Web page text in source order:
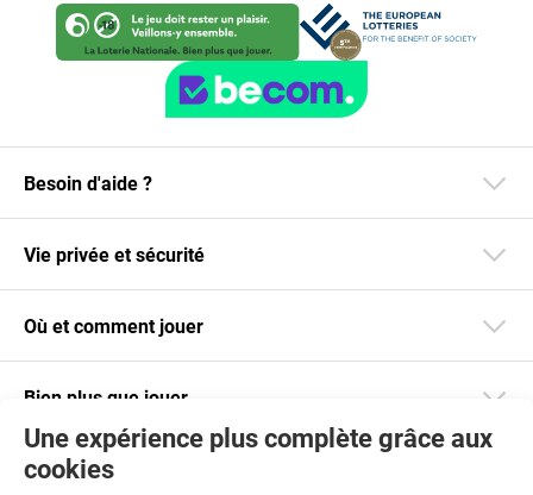
Une expérience plus complète grâce aux
cookies
Besoin d'aide ?
Vie privée et sécurité
Où et comment jouer
Bien plus que jouer